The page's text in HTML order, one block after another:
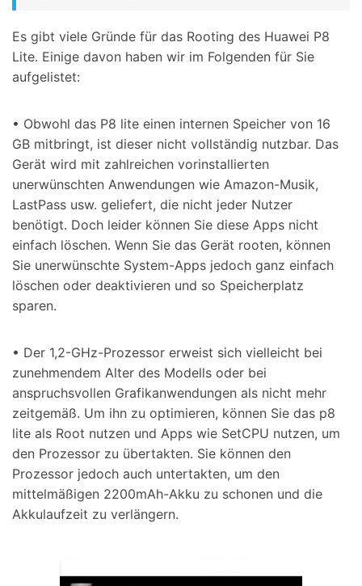
Es gibt viele Gründe für das Rooting des Huawei P8
Lite. Einige davon haben wir im Folgenden für Sie
aufgelistet:
• Obwohl das P8 lite einen internen Speicher von 16
GB mitbringt, ist dieser nicht vollständig nutzbar. Das
Gerät wird mit zahlreichen vorinstallierten
unerwünschten Anwendungen wie Amazon-Musik,
LastPass usw. geliefert, die nicht jeder Nutzer
benötigt. Doch leider können Sie diese Apps nicht
einfach löschen. Wenn Sie das Gerät rooten, können
Sie unerwünschte System-Apps jedoch ganz einfach
löschen oder deaktivieren und so Speicherplatz
sparen.
• Der 1,2-GHz-Prozessor erweist sich vielleicht bei
zunehmendem Alter des Modells oder bei
anspruchsvollen Grafikanwendungen als nicht mehr
zeitgemäß. Um ihn zu optimieren, können Sie das p8
lite als Root nutzen und Apps wie SetCPU nutzen, um
den Prozessor zu übertakten. Sie können den
Prozessor jedoch auch untertakten, um den
mittelmäßigen 2200mAh-Akku zu schonen und die
Akkulaufzeit zu verlängern.